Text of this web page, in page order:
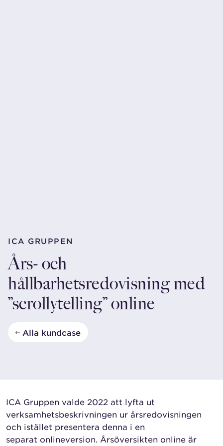
ICA GRUPPEN
Års- och
hållbarhetsredovisning med
”scrollytelling” online
Alla kundcase
ICA Gruppen valde 2022 att lyfta ut
verksamhetsbeskrivningen ur årsredovisningen
och istället presentera denna i en
separat onlineversion. Årsöversikten online är